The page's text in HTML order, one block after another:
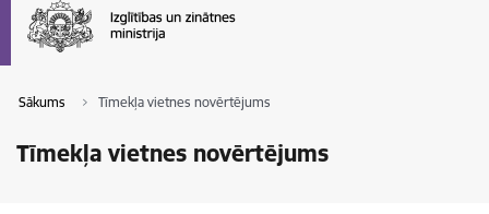
Sākums Tīmekļa vietnes novērtējums
Tīmekļa vietnes novērtējums